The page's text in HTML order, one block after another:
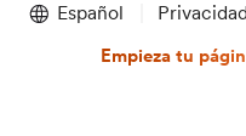
of
Español Privacidad
Empieza tu